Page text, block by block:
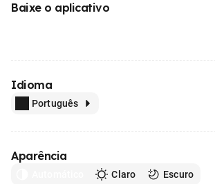
Baixe o aplicativo
Idioma
Português
Aparência
Claro Escuro